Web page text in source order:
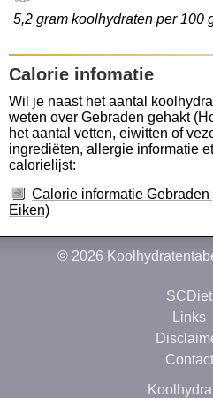
5,2 gram koolhydraten per 100
Calorie infomatie
Wil je naast het aantal
weten over Gebraden gehakt
het aantal vetten, eiwitten of
ingrediëten, allergie informatie
calorielijst:
Calorie informatie
Eiken)
© 2026
SCDiet
Links
Contact